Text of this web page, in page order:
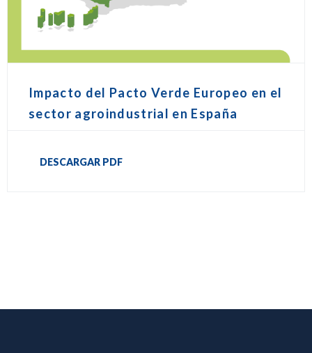
Impacto del Pacto Verde Europeo en el
sector agroindustrial en España
DESCARGAR PDF